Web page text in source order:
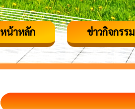
หน้าหลัก ข่าวกิจกรรม